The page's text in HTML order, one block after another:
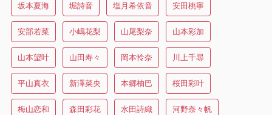
坂本夏海 堀詩音 塩月希依音 安田桃寧
安部若菜 小嶋花梨 山尾梨奈 山本彩加
山本望叶 山田寿々 岡本怜奈 川上千尋
平山真衣 新澤菜央 本郷柚巴 桜田彩叶
梅山恋和 森田彩花 水田詩織 河野奈々帆